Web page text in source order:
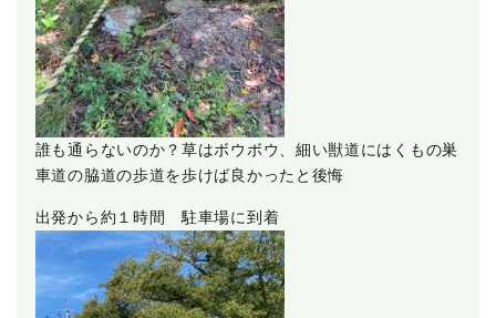
誰も通らないのか？草はボウボウ、細い獣道にはくもの巣
車道の脇道の歩道を歩けば良かったと後悔
出発から約１時間 駐車場に到着